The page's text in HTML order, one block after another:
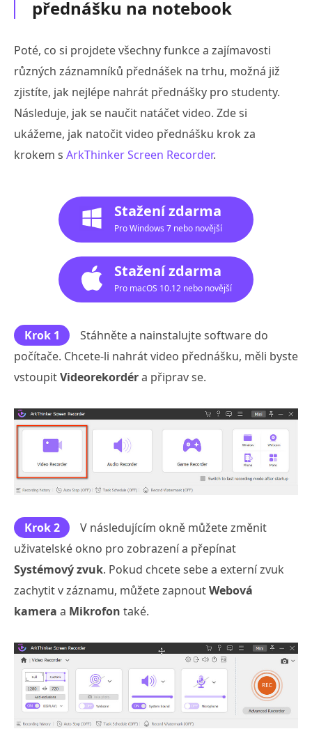
přednášku na notebook
Poté, co si projdete všechny funkce a zajímavosti
různých záznamníků přednášek na trhu, možná již
zjistíte, jak nejlépe nahrát přednášky pro studenty.
Následuje, jak se naučit natáčet video. Zde si
ukážeme, jak natočit video přednášku krok za
krokem s ArkThinker Screen Recorder.
Stažení zdarma
Pro Windows 7 nebo novější
Stažení zdarma
Pro macOS 10.12 nebo novější
Krok 1
Stáhněte a nainstalujte software do
počítače. Chcete-li nahrát video přednášku, měli byste
vstoupitVideorekordéra připrav se.
Krok 2
V následujícím okně můžete změnit
uživatelské okno pro zobrazení a přepínat
Systémový zvuk. Pokud chcete sebe a externí zvuk
zachytit v záznamu, můžete zapnoutWebová
kamera a Mikrofon také.